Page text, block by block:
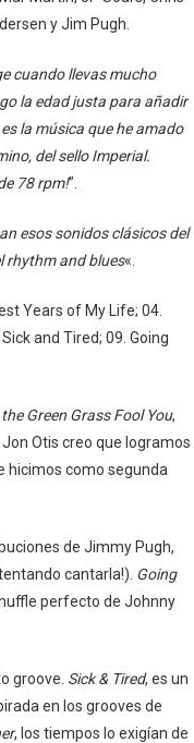
y Jim Pugh.
cuando llevas mucho
la edad justa para añadir
la música que he amado
del sello Imperial.
78 rpm!”.
esos sonidos clásicos del
rhythm and blues«.
Years of My Life; 04.
and Tired; 09. Going
the Green Grass Fool You,
Otis creo que logramos
hicimos como segunda
de Jimmy Pugh,
cantarla!). Going
perfecto de Johnny
groove. Sick & Tired, es un
en los grooves de
, los tiempos lo exigían de